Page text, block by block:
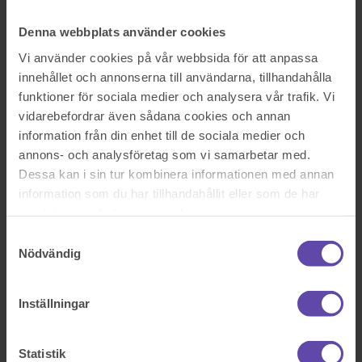
Denna webbplats använder cookies
Vi använder cookies på vår webbsida för att anpassa
innehållet och annonserna till användarna, tillhandahålla
funktioner för sociala medier och analysera vår trafik. Vi
vidarebefordrar även sådana cookies och annan
information från din enhet till de sociala medier och
annons- och analysföretag som vi samarbetar med.
Dessa kan i sin tur kombinera informationen med annan
information som du har tillhandahållit eller som de har
Nödvändig
Inställningar
Statistik
Ska hyresvärden eller hyresgästen stå för kostnaderna för
vatten och sopor?
Sök efter en fråga
Bostad & Fastighet
Ska hyresvärden eller
hyresgästen stå för
kostnaderna för vatten och
Hej! Jag har ett hyresavtal på en lägenhet där står hyran och sen är
står inget om vatten och sopor. Första året betalade min hyresvärd
men helt plötsligt så får jag räkning på sopor och vattnet. Vad är det
Sök efter en fråga